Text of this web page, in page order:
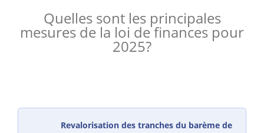
Quelles sont les principales
mesures de la loi de finances pour
2025?
Revalorisation des tranches du barème de